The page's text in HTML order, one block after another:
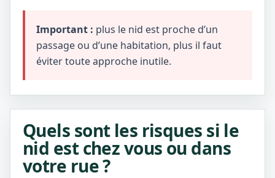
Important : plus le nid est proche d’un
passage ou d’une habitation, plus il faut
éviter toute approche inutile.
Quels sont les risques si le
nid est chez vous ou dans
votre rue ?